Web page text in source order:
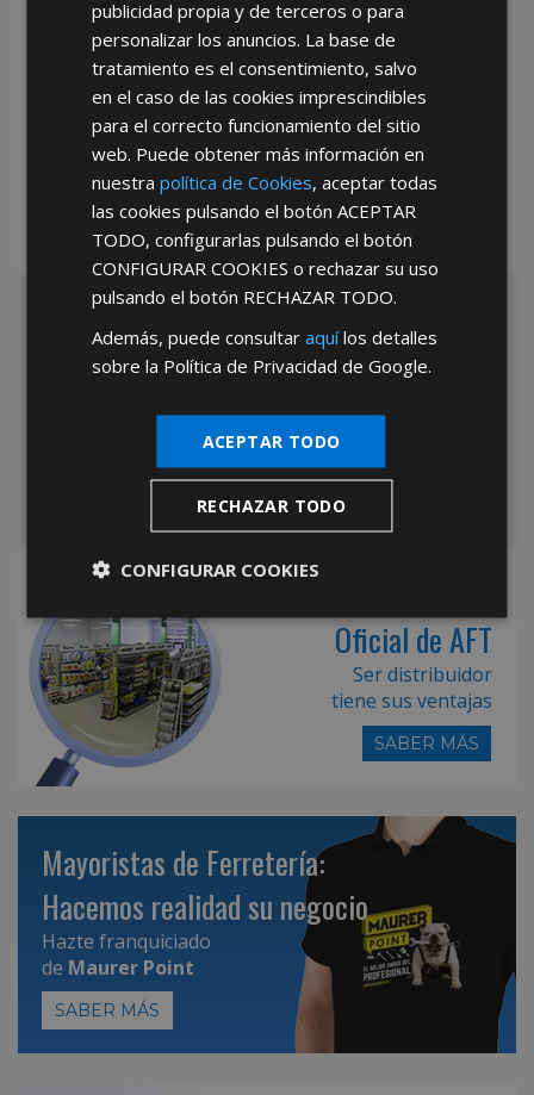
*Abstenerse particulares, sólo venta a tiendas y empresas minoristas y
Oficial de AFT
Ser distribuidor
tiene sus ventajas
SABER MÁS
Mayoristas de Ferretería:
Hacemos realidad su negocio
Hazte franquiciado
de Maurer Point
SABER MÁS
publicidad propia y de terceros o para
personalizar los anuncios. La base de
tratamiento es el consentimiento, salvo
en el caso de las cookies imprescindibles
para el correcto funcionamiento del sitio
web. Puede obtener más información en
nuestrapolítica de Cookies, aceptar todas
las cookies pulsando el botónACEPTAR
TODO, configurarlas pulsando el botón
CONFIGURAR COOKIES o rechazar su uso
pulsando el botón RECHAZAR TODO.
Además, puede consultaraquílos detalles
sobre la Política de Privacidad de Google.
ACEPTAR TODO
RECHAZAR TODO
CONFIGURAR COOKIES